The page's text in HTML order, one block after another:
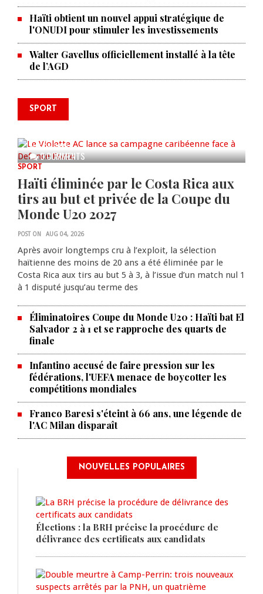
Haïti obtient un nouvel appui stratégique de
l'ONUDI pour stimuler les investissements
Walter Gavellus officiellement installé à la tête
de l’AGD
SPORT
0 COMMENTS
Le Violette AC lance sa campagne
AUG 04, 2026
SPORT
Haïti éliminée par le Costa Rica aux
tirs au but et privée de la Coupe du
Monde U20 2027
POST ON AUG 04, 2026
Après avoir longtemps cru à l’exploit, la sélection
haïtienne des moins de 20 ans a été éliminée par le
Costa Rica aux tirs au but 5 à 3, à l’issue d’un match nul 1
à 1 disputé jusqu’au terme des
Éliminatoires Coupe du Monde U20 : Haïti bat El
Salvador 2 à 1 et se rapproche des quarts de
finale
Infantino accusé de faire pression sur les
fédérations, l'UEFA menace de boycotter les
compétitions mondiales
Franco Baresi s'éteint à 66 ans, une légende de
l'AC Milan disparaît
NOUVELLES POPULAIRES
Élections : la BRH précise la procédure de
délivrance des certificats aux candidats